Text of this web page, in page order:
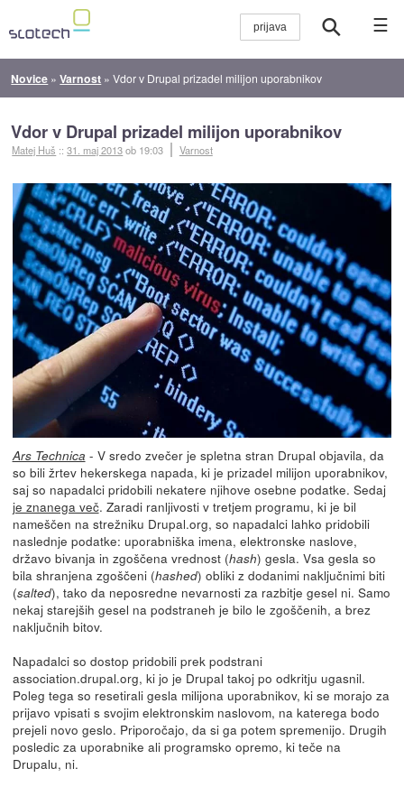
☰
Novice »Varnost »Vdor v Drupal prizadel milijon uporabnikov
Vdor v Drupal prizadel milijon uporabnikov
Matej Huš ::31. maj 2013ob 19:03 Varnost
Ars Technica - V sredo zvečer je spletna stran Drupal objavila, da
so bili žrtev hekerskega napada, ki je prizadel milijon uporabnikov,
saj so napadalci pridobili nekatere njihove osebne podatke. Sedaj
je znanega več. Zaradi ranljivosti v tretjem programu, ki je bil
nameščen na strežniku Drupal.org, so napadalci lahko pridobili
naslednje podatke: uporabniška imena, elektronske naslove,
državo bivanja in zgoščena vrednost (hash) gesla. Vsa gesla so
bila shranjena zgoščeni (hashed) obliki z dodanimi naključnimi biti
(salted), tako da neposredne nevarnosti za razbitje gesel ni. Samo
nekaj starejših gesel na podstraneh je bilo le zgoščenih, a brez
naključnih bitov.
Napadalci so dostop pridobili prek podstrani
association.drupal.org, ki jo je Drupal takoj po odkritju ugasnil.
Poleg tega so resetirali gesla milijona uporabnikov, ki se morajo za
prijavo vpisati s svojim elektronskim naslovom, na katerega bodo
prejeli novo geslo. Priporočajo, da si ga potem spremenijo. Drugih
posledic za uporabnike ali programsko opremo, ki teče na
Drupalu, ni.